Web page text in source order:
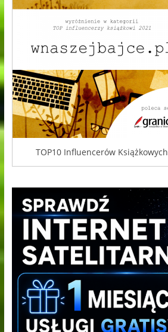
TOP10 Influencerów Książkowych